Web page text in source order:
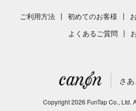
発表会
新沢としひこ
採用情報
サイトマップ
ご利用方法 初めてのお客様
よくあるご質問
さ
Copyright2026 FunTap Co., Ltd.